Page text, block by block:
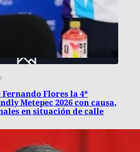
Flores la 4ª
Metepec 2026 con causa,
en situación de calle